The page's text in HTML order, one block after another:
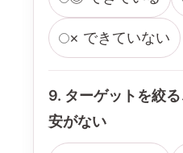
× できていない
9. ターゲットを絞
安がない